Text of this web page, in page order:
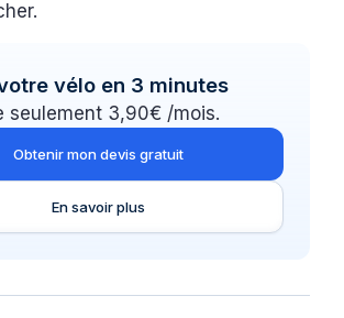
vélo en 3 minutes
seulement 3,90€ /mois.
Obtenir mon devis gratuit
En savoir plus